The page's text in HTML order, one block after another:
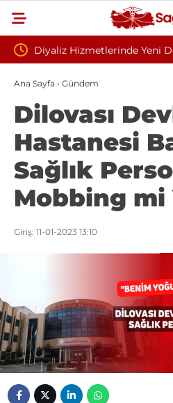
Dönem: Yönetmelik Sivilce
Ana Sayfa › Gündem
Dilovası
Hastanesi
Sağlık
Mobbing mi
Giriş: 11-01-2023 13:10